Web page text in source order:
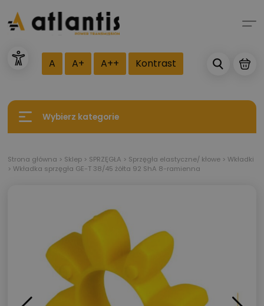
A A+ A++ Kontrast
Wybierz kategorie
Strona główna > Sklep > SPRZĘGŁA > Sprzęgła elastyczne/ kłowe > Wkładki
> Wkładka sprzęgła GE-T 38/45 żółta 92 ShA 8-ramienna